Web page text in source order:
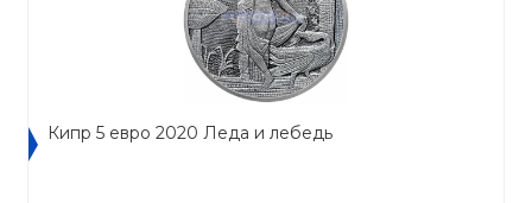
Кипр 5 евро 2020 Леда и лебедь